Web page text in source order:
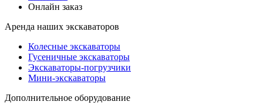
Онлайн заказ
Аренда наших экскаваторов
Колесные экскаваторы
Гусеничные экскаваторы
Экскаваторы-погрузчики
Мини-экскаваторы
Дополнительное оборудование